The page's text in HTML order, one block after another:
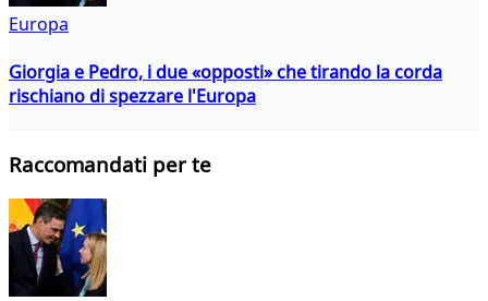
Europa
Giorgia e Pedro, i due «opposti» che tirando la corda
rischiano di spezzare l'Europa
Raccomandati per te